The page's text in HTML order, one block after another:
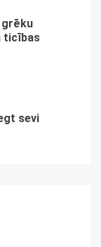
grēku
ticības
sevi